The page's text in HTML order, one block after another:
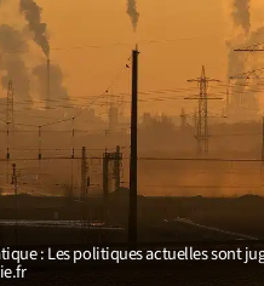
: Les politiques actuelles sont